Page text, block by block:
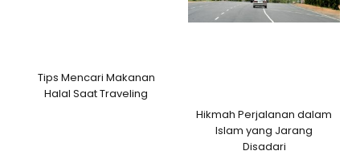
Tips Mencari Makanan
Halal Saat Traveling
Hikmah Perjalanan dalam
Islam yang Jarang
Disadari